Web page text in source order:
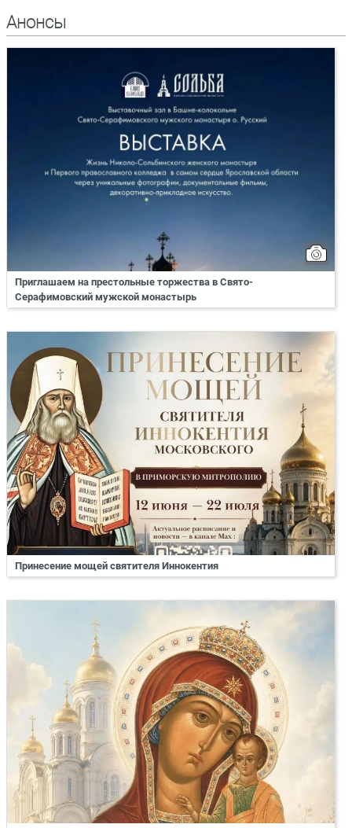
Анонсы
Приглашаем на престольные торжества в Свято-
Серафимовский мужской монастырь
Принесение мощей святителя Иннокентия